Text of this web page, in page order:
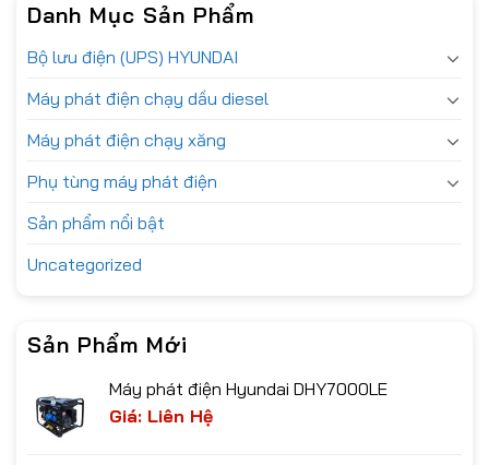
Danh Mục Sản Phẩm
Bộ lưu điện (UPS) HYUNDAI
Máy phát điện chạy dầu diesel
Máy phát điện chạy xăng
Phụ tùng máy phát điện
Sản phẩm nổi bật
Uncategorized
Sản Phẩm Mới
Máy phát điện Hyundai DHY7000LE
Giá: Liên Hệ